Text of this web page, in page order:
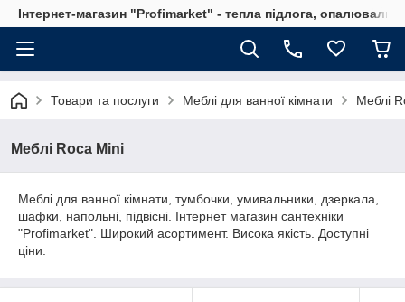
Інтернет-магазин "Profimarket" - тепла підлога,
Товари та послуги Меблі для ванної кімнати Меблі
Меблі Roca Mini
Меблі для ванної кімнати, тумбочки, умивальники, дзеркала,
шафки, напольні, підвісні. Інтернет магазин сантехніки
"Profimarket". Широкий асортимент. Висока якість. Доступні
ціни.